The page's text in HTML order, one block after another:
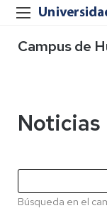
Campus de
Noticias
Búsqueda en el